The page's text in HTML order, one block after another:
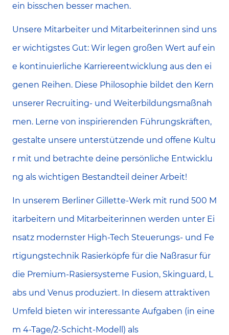
ein bisschen besser machen.
Unsere Mitarbeiter und Mitarbeiterinnen sind uns
er wichtigstes Gut: Wir legen großen Wert auf ein
e kontinuierliche Karriereentwicklung aus den ei
genen Reihen. Diese Philosophie bildet den Kern
unserer Recruiting- und Weiterbildungsmaßnah
men. Lerne von inspirierenden Führungskräften,
gestalte unsere unterstützende und offene Kultu
r mit und betrachte deine persönliche Entwicklu
ng als wichtigen Bestandteil deiner Arbeit!
In unserem Berliner Gillette-Werk mit rund 500 M
itarbeitern und Mitarbeiterinnen werden unter Ei
nsatz modernster High-Tech Steuerungs- und Fe
rtigungstechnik Rasierköpfe für die Naßrasur für
die Premium-Rasiersysteme Fusion, Skinguard, L
abs und Venus produziert. In diesem attraktiven
Umfeld bieten wir interessante Aufgaben (in eine
m 4-Tage/2-Schicht-Modell) als